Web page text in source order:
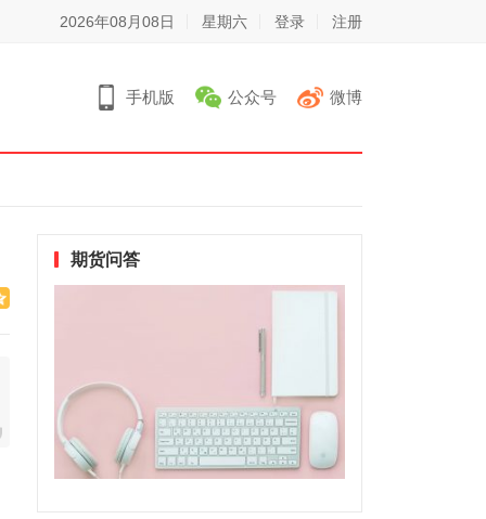
2026年08月08日 星期六 登录 注册
手机版 公众号 微博
期货问答